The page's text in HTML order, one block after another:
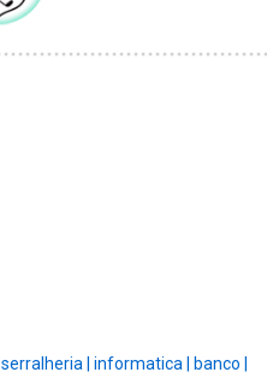
serralheria | informatica | banco |